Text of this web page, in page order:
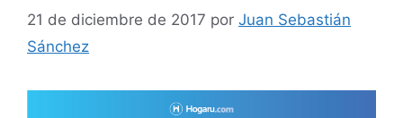
21 de diciembre de 2017 por Juan Sebastián
Sánchez